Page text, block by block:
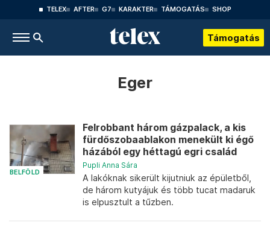
TELEX AFTER G7 KARAKTER TÁMOGATÁS SHOP
Támogatás
Eger
BELFÖLD
Felrobbant három gázpalack, a kis
fürdőszobaablakon menekült ki égő
házából egy héttagú egri család
Pupli Anna Sára
A lakóknak sikerült kijutniuk az épületből,
de három kutyájuk és több tucat madaruk
is elpusztult a tűzben.